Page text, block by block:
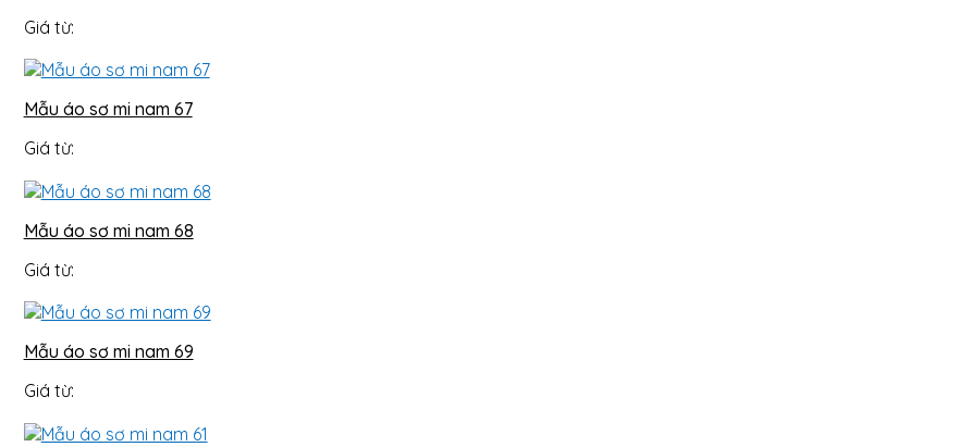
Giá từ:
Mẫu áo sơ mi nam 67
Giá từ:
Mẫu áo sơ mi nam 68
Giá từ:
Mẫu áo sơ mi nam 69
Giá từ: